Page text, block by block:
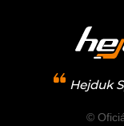
Hejduk
©